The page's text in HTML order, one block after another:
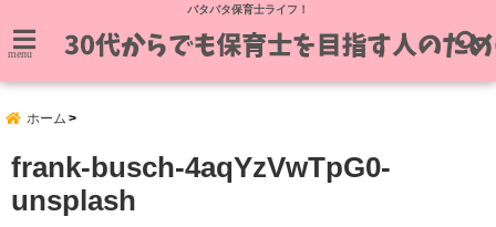
バタバタ保育士ライフ！
menu
ホーム
frank-busch-4aqYzVwTpG0-
unsplash